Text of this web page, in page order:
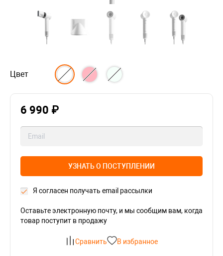
Цвет
6 990 ₽
УЗНАТЬ О ПОСТУПЛЕНИИ
Я согласен получать email рассылки
Оставьте электронную почту, и мы сообщим вам, когда
товар поступит в продажу
Сравнить В избранное